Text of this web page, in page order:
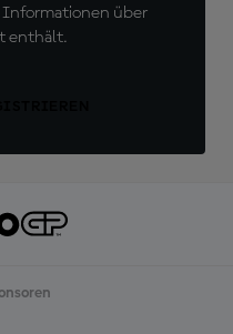
Informationen über
enthält.